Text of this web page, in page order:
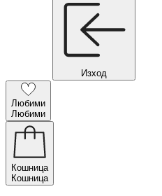
Изход
Любими
Любими
Кошница
Кошница